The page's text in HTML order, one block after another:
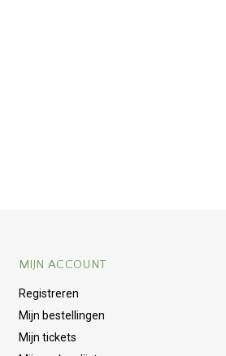
MIJN ACCOUNT
Registreren
Mijn bestellingen
Mijn tickets